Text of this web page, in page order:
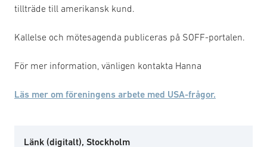
tillträde till amerikansk kund.
Kallelse och mötesagenda publiceras på SOFF-portalen.
För mer information, vänligen kontakta Hanna
Läs mer om föreningens arbete med USA-frågor.
Länk (digitalt), Stockholm